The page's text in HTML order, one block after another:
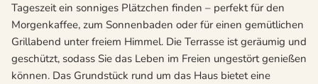
Tageszeit ein sonniges Plätzchen finden – perfekt für den
Morgenkaffee, zum Sonnenbaden oder für einen gemütlichen
Grillabend unter freiem Himmel. Die Terrasse ist geräumig und
geschützt, sodass Sie das Leben im Freien ungestört genießen
können. Das Grundstück rund um das Haus bietet eine